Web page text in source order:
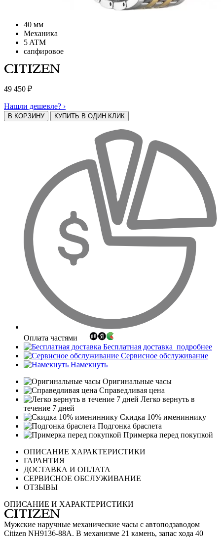
40 мм
Механика
5 ATM
сапфировое
49 450 ₽
Нашли дешевле? ›
В КОРЗИНУ КУПИТЬ В ОДИН КЛИК
Оплата частями
Бесплатная доставка подробнее
Сервисное обслуживание
Намекнуть
Оригинальные часы
Справедливая цена
Легко вернуть в
течение 7 дней
Скидка 10% имениннику
Подгонка браслета
Примерка перед покупкой
ОПИСАНИЕ ХАРАКТЕРИСТИКИ
ГАРАНТИЯ
ДОСТАВКА И ОПЛАТА
СЕРВИСНОЕ ОБСЛУЖИВАНИЕ
ОТЗЫВЫ
ОПИСАНИЕ И ХАРАКТЕРИСТИКИ
Мужские наручные механические часы с автоподзаводом
Citizen NH9136-88A. В механизме 21 камень, запас хода 40